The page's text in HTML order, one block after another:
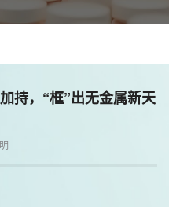
持，“框”出无金属新天